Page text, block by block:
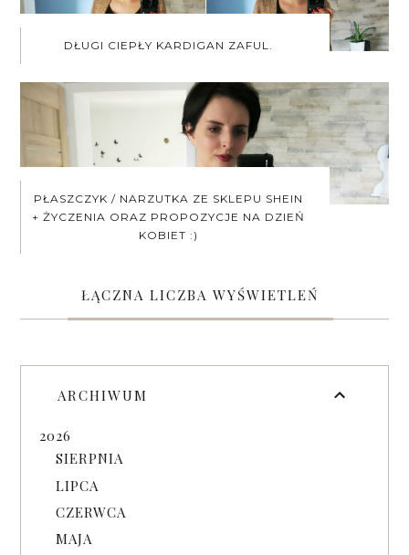
DŁUGI CIEPŁY KARDIGAN ZAFUL.
PŁASZCZYK / NARZUTKA ZE SKLEPU SHEIN
+ ŻYCZENIA ORAZ PROPOZYCJE NA DZIEŃ
KOBIET :)
ŁĄCZNA LICZBA WYŚWIETLEŃ
ARCHIWUM
2026
SIERPNIA
LIPCA
CZERWCA
MAJA